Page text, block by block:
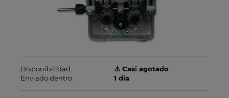
Disponibilidad:
⚠️ Casi agotado
Enviado dentro:
1 día